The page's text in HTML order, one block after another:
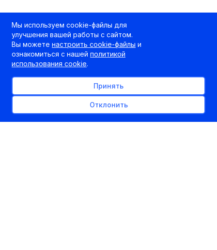
Мы используем cookie-файлы для
улучшения вашей работы с сайтом.
Вы можете настроить cookie-файлы и
ознакомиться с нашей политикой
использования cookie.
Принять
Отклонить